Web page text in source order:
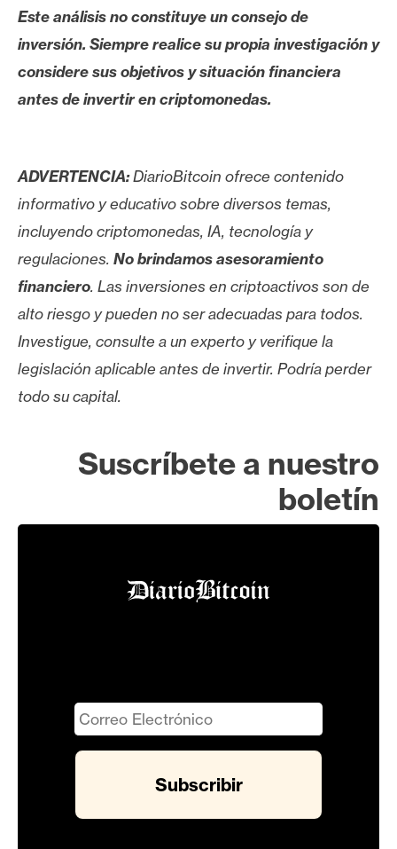
Este análisis no constituye un consejo de
inversión. Siempre realice su propia investigación y
considere sus objetivos y situación financiera
antes de invertir en criptomonedas.
ADVERTENCIA:DiarioBitcoin ofrece contenido
informativo y educativo sobre diversos temas,
incluyendo criptomonedas, IA, tecnología y
regulaciones. No brindamos asesoramiento
financiero. Las inversiones en criptoactivos son de
alto riesgo y pueden no ser adecuadas para todos.
Investigue, consulte a un experto y verifique la
legislación aplicable antes de invertir. Podría perder
todo su capital.
Suscríbete a nuestro
boletín